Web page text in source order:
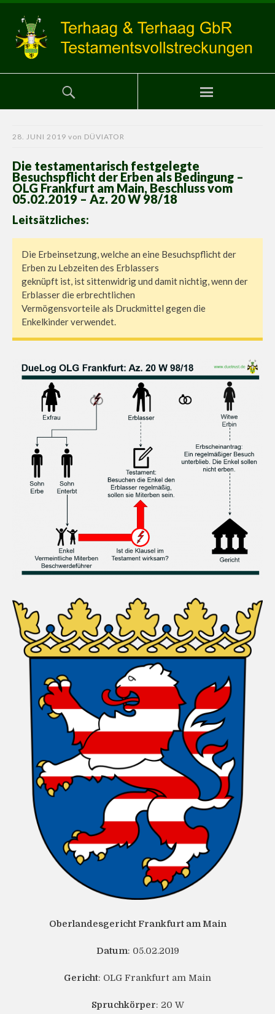
28. JUNI 2019 von DÜVIATOR
Die testamentarisch festgelegte
Besuchspflicht der Erben als Bedingung –
OLG Frankfurt am Main, Beschluss vom
05.02.2019 – Az. 20 W 98/18
Leitsätzliches:
Die Erbeinsetzung, welche an eine Besuchspflicht der
Erben zu Lebzeiten des Erblassers
geknüpft ist, ist sittenwidrig und damit nichtig, wenn der
Erblasser die erbrechtlichen
Vermögensvorteile als Druckmittel gegen die
Enkelkinder verwendet.
Oberlandesgericht Frankfurt am Main
Datum: 05.02.2019
Gericht: OLG Frankfurt am Main
Spruchkörper: 20 W